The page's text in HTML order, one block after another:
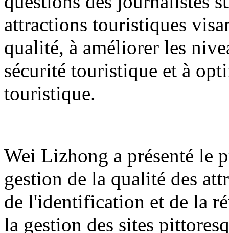
attractions touristiques
qualité, à améliorer les
sécurité touristique et à
touristique.
Wei Lizhong a présenté le
gestion de la qualité des
de l'identification et de la
la gestion des sites